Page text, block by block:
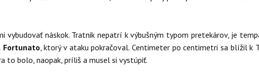
vybudovať náskok. Tratnik nepatrí k výbušným typom pretekárov, je
Fortunato, ktorý v ataku pokračoval. Centimeter po centimetri sa blížil
to bolo, naopak, príliš a musel si vystúpiť.